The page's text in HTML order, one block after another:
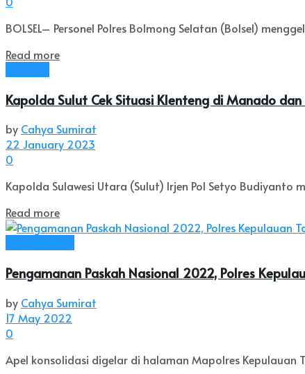
BOLSEL– Personel Polres Bolmong Selatan (Bolsel)
Read more
Kapolda Sulut Cek Situasi Klenteng di Manado dan
by Cahya Sumirat
22 January 2023
0
Kapolda Sulawesi Utara (Sulut) Irjen Pol Setyo Budiyanto
Read more
Pengamanan Paskah Nasional 2022, Polres
by Cahya Sumirat
17 May 2022
0
Apel konsolidasi digelar di halaman Mapolres Kepulauan